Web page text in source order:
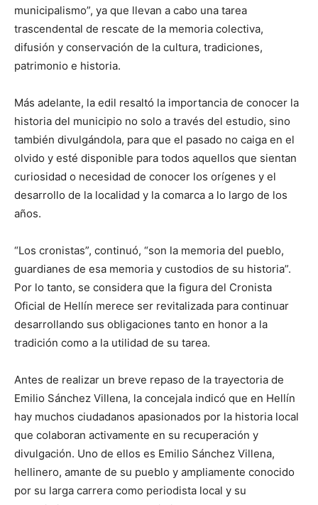
municipalismo”, ya que llevan a cabo una tarea
trascendental de rescate de la memoria colectiva,
difusión y conservación de la cultura, tradiciones,
patrimonio e historia.
Más adelante, la edil resaltó la importancia de conocer la
historia del municipio no solo a través del estudio, sino
también divulgándola, para que el pasado no caiga en el
olvido y esté disponible para todos aquellos que sientan
curiosidad o necesidad de conocer los orígenes y el
desarrollo de la localidad y la comarca a lo largo de los
años.
“Los cronistas”, continuó, “son la memoria del pueblo,
guardianes de esa memoria y custodios de su historia”.
Por lo tanto, se considera que la figura del Cronista
Oficial de Hellín merece ser revitalizada para continuar
desarrollando sus obligaciones tanto en honor a la
tradición como a la utilidad de su tarea.
Antes de realizar un breve repaso de la trayectoria de
Emilio Sánchez Villena, la concejala indicó que en Hellín
hay muchos ciudadanos apasionados por la historia local
que colaboran activamente en su recuperación y
divulgación. Uno de ellos es Emilio Sánchez Villena,
hellinero, amante de su pueblo y ampliamente conocido
por su larga carrera como periodista local y su